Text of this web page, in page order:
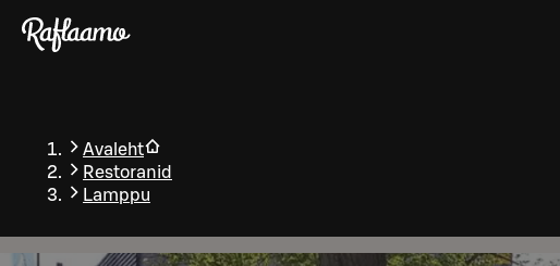
Liigu peamise sisu juurde
Avaleht
Restoranid
Lamppu